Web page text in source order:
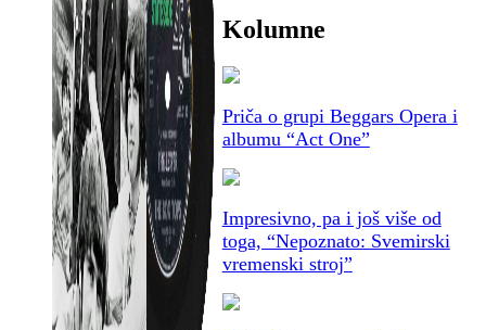
Kolumne
Priča o grupi Beggars Opera i
albumu “Act One”
Impresivno, pa i još više od
toga, “Nepoznato: Svemirski
vremenski stroj”